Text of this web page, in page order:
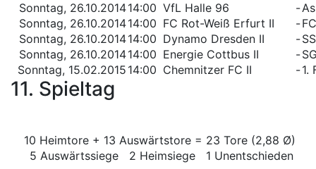
Sonntag, 26.10.201414:00 VfL Halle 96 -
Sonntag, 26.10.201414:00 FC Rot-Weiß Erfurt II -
Sonntag, 26.10.201414:00 Dynamo Dresden II -
Sonntag, 26.10.201414:00 Energie Cottbus II -
Sonntag, 15.02.2015 14:00 Chemnitzer FC II -1.
11. Spieltag
10 Heimtore + 13 Auswärtstore = 23 Tore (2,88 Ø)
5 Auswärtssiege 2 Heimsiege 1 Unentschieden